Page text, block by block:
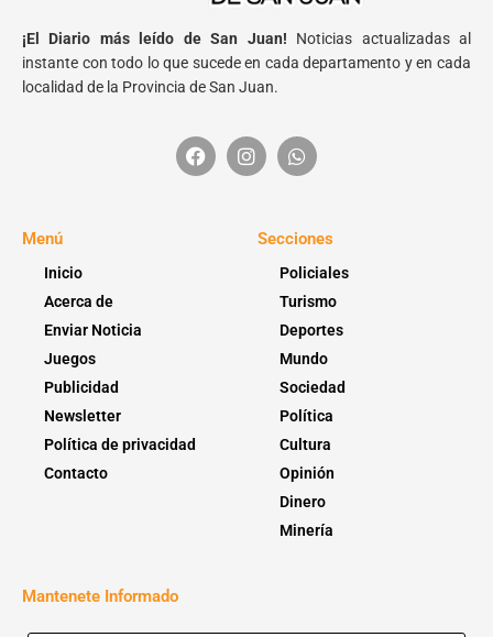
¡El Diario más leído de San Juan! Noticias actualizadas al
instante con todo lo que sucede en cada departamento y en cada
localidad de la Provincia de San Juan.
Menú
Inicio
Acerca de
Enviar Noticia
Juegos
Publicidad
Newsletter
Política de privacidad
Contacto
Secciones
Policiales
Turismo
Deportes
Mundo
Sociedad
Política
Cultura
Opinión
Dinero
Minería
Mantenete Informado